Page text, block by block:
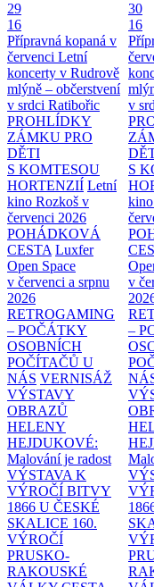
29
16
Přípravná kopaná v
červenci Letní
koncerty v Rudrově
mlýně – občerstvení
v srdci Ratibořic
PROHLÍDKY
ZÁMKU PRO
DĚTI
S KOMTESOU
HORTENZIÍ Letní
kino Rozkoš v
červenci 2026
POHÁDKOVÁ
CESTA Luxfer
Open Space
v červenci a srpnu
2026
RETROGAMING
– POČÁTKY
OSOBNÍCH
POČÍTAČŮ U
NÁS VERNISÁŽ
VÝSTAVY
OBRAZŮ
HELENY
HEJDUKOVÉ:
Malování je radost
VÝSTAVA K
VÝROČÍ BITVY
1866 U ČESKÉ
SKALICE 160.
VÝROČÍ
PRUSKO-
RAKOUSKÉ
30
16
v
S
v
–